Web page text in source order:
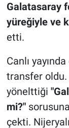
Galatasaray
yüreğiyle ve
etti.
Canlı
transfer oldu.
yönelttiği
mi?"
çekti. Nijeryalı